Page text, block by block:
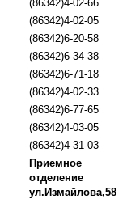
(86342)4-02-66
(86342)4-02-05
(86342)6-20-58
(86342)6-34-38
(86342)6-71-18
(86342)4-02-33
(86342)6-77-65
(86342)4-03-05
(86342)4-31-03
Приемное
отделение
ул.Измайлова,58